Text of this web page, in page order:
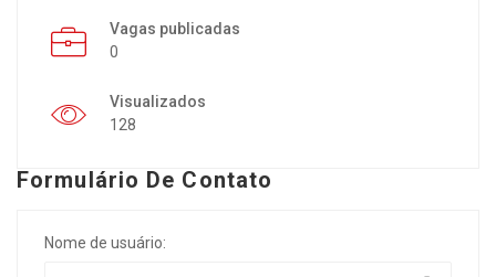
Vagas publicadas
0
Visualizados
128
Formulário De Contato
Nome de usuário: